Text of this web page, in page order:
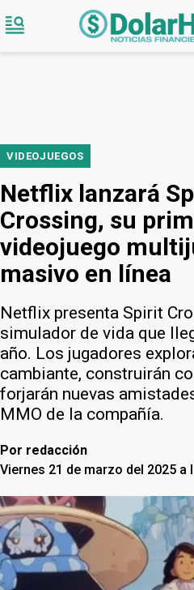
VIDEOJUEGOS
Netflix lanzará
Crossing, su
videojuego
masivo en línea
Netflix presenta Spirit
simulador de vida que
año. Los jugadores
cambiante, construirán
forjarán nuevas
MMO de la compañía.
Por redacción
Viernes 21 de marzo del 2025 a